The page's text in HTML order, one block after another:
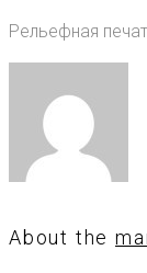
Рельефная
About the